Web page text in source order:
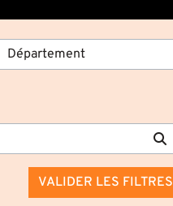
VALIDER LES FILTRES